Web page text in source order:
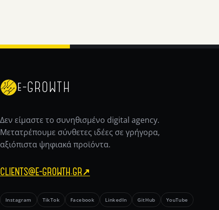
e-GROWTH
Δεν είμαστε το συνηθισμένο digital agency.
Μετατρέπουμε σύνθετες ιδέες σε γρήγορα,
αξιόπιστα ψηφιακά προϊόντα.
CLIENTS@E-GROWTH.GR ↗
Instagram TikTok Facebook LinkedIn GitHub YouTube